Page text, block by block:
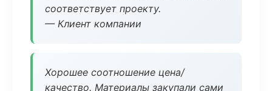
соответствует проекту.
— Клиент компании
Хорошее соотношение цена/
качество. Материалы закупали сами